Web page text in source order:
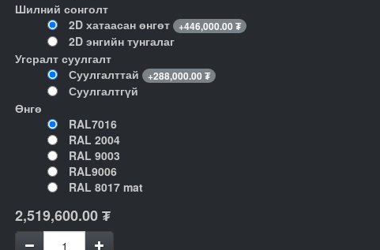
Шилний сонголт
2D хатаасан өнгөт
+446,000.00 ₮
2D энгийн тунгалаг
Угсралт суулгалт
Суулгалттай
+288,000.00 ₮
Суулгалтгүй
Өнгө
RAL7016
RAL 2004
RAL 9003
RAL9006
RAL 8017 mat
2,519,600.00₮